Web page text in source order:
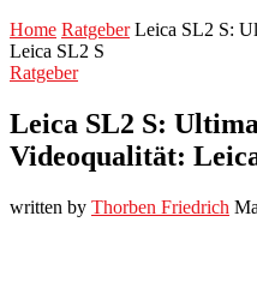
Home Ratgeber Leica SL2 S:
Leica SL2 S
Ratgeber
Leica SL2 S:
Videoqualität:
written by Thorben Friedrich